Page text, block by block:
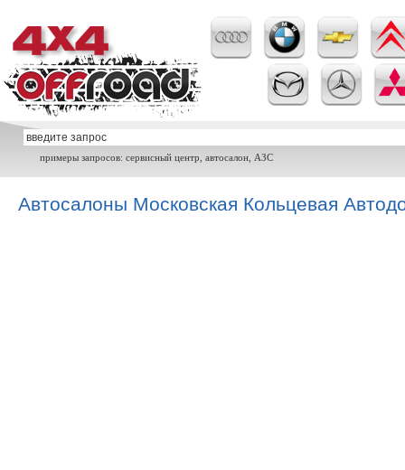
примеры запросов: сервисный центр, автосалон, АЗС
Автосалоны Московская Кольцевая